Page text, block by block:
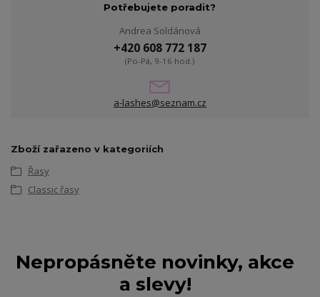
Potřebujete poradit?
Andrea Soldánová
+420 608 772 187
(Po-Pá, 9-16 hod.)
a-lashes@seznam.cz
Zboží zařazeno v kategoriích
Řasy
Classic řasy
Nepropásněte novinky, akce
a slevy!